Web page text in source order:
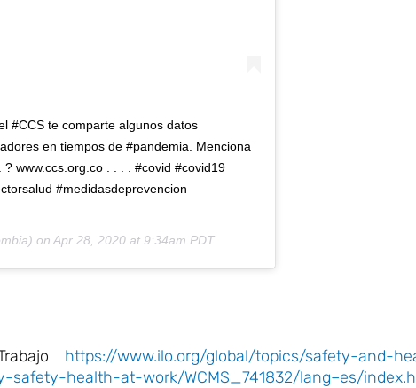
#CCS te comparte algunos datos
en tiempos de #pandemia. Menciona
www.ccs.org.co . . . . #covid #covid19
#medidasdeprevencion
on Apr 28, 2020 at 9:34am PDT
https://www.ilo.org/global/topics/safety-and-
health-at-work/WCMS_741832/lang–es/